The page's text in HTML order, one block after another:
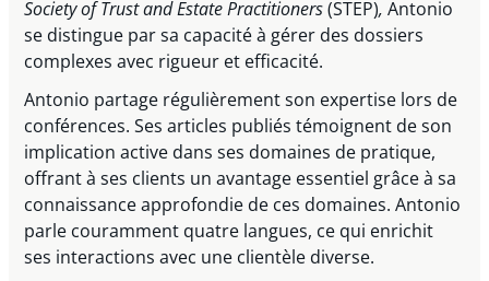
Society of Trust and Estate Practitioners(STEP),Antonio
se distingue par sa capacité à gérer des dossiers
complexes avec rigueur et efficacité.
Antonio partage régulièrement son expertise lors de
conférences. Ses articles publiés témoignent de son
implication active dans ses domaines de pratique,
offrant à ses clients un avantage essentiel grâce à sa
connaissance approfondie de ces domaines. Antonio
parle couramment quatre langues, ce qui enrichit
ses interactions avec une clientèle diverse.